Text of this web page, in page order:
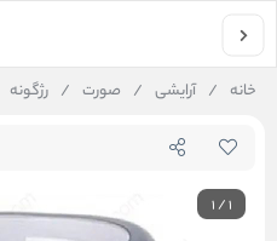
خانه / آرایشی / صورت / رژگونه
1/1